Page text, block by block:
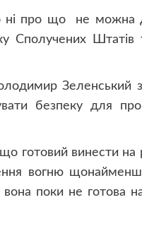
ні про що не можна
Сполучених
Зеленський
безпеку для
готовий винести
вогню
вона поки не